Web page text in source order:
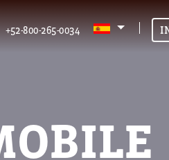
+52-800-265-0034